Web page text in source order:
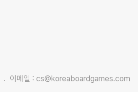
이메일 : cs@koreaboardgames.com